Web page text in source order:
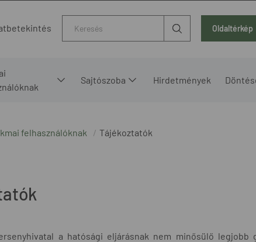
Oldaltérkép
Sajtószoba Hirdetmények
felhasználóknak
Tájékoztatók
a hatósági eljárásnak nem minősülő